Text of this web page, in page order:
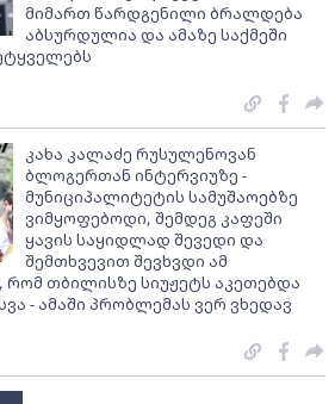
მიმართ წარდგენილი ბრალდება
აბსურდულია და ამაზე საქმეში
კახა კალაძე რუსულენოვან
ბლოგერთან ინტერვიუზე -
მუნიციპალიტეტის სამუშაოებზე
ვიმყოფებოდი, შემდეგ კაფეში
ყავის საყიდლად შევედი და
შემთხვევით შევხვდი ამ
თბილისზე სიუჟეტს აკეთებდა
- ამაში პრობლემას ვერ ვხედავ